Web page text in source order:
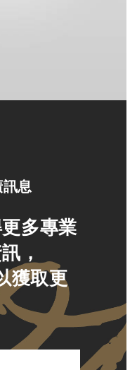
息
多專業
，
獲取更